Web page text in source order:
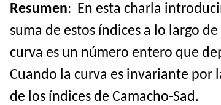
Resumen: En esta charla
suma de estos índices a lo largo de
curva es un número entero que
Cuando la curva es invariante por
de los índices de Camacho-Sad.